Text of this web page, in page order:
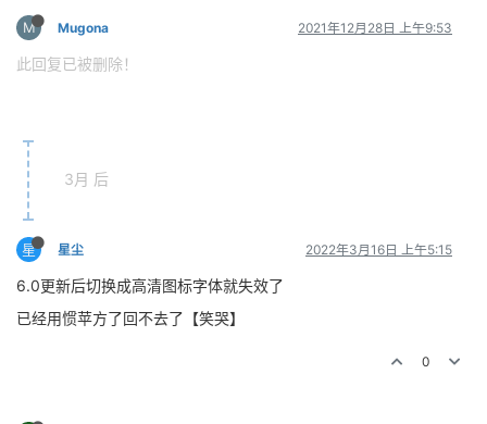
M Mugona 2021年12月28日 上午9:53
此回复已被删除！
3月 后
星 星尘 2022年3月16日 上午5:15
6.0更新后切换成高清图标字体就失效了
已经用惯苹方了回不去了【笑哭】
0